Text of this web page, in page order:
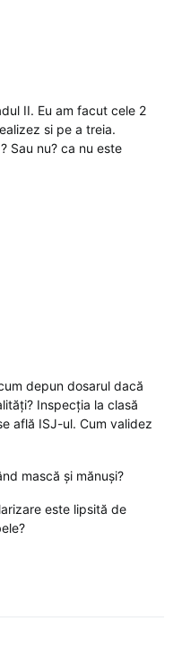
II. Eu am facut cele 2
si pe a treia.
Sau nu? ca nu este
depun dosarul dacă
Inspecția la clasă
află ISJ-ul. Cum validez
mască și mănuși?
este lipsită de